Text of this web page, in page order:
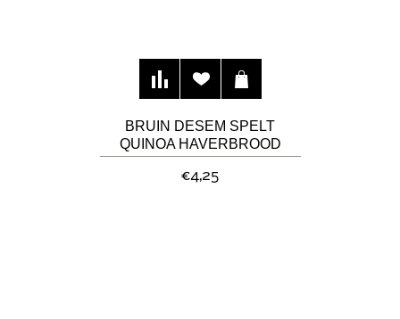
BRUIN DESEM SPELT
QUINOA HAVERBROOD
€4,25